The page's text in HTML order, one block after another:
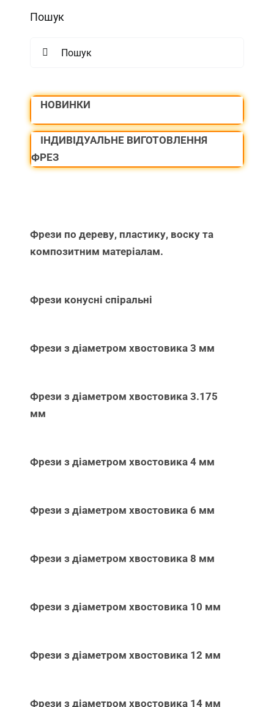
Пошук
НОВИНКИ
ІНДИВІДУАЛЬНЕ ВИГОТОВЛЕННЯ
ФРЕЗ
Фрези по дереву, пластику, воску та
композитним матеріалам.
Фрези конусні спіральні
Фрези з діаметром хвостовика 3 мм
Фрези з діаметром хвостовика 3.175
мм
Фрези з діаметром хвостовика 4 мм
Фрези з діаметром хвостовика 6 мм
Фрези з діаметром хвостовика 8 мм
Фрези з діаметром хвостовика 10 мм
Фрези з діаметром хвостовика 12 мм
Фрези з діаметром хвостовика 14 мм